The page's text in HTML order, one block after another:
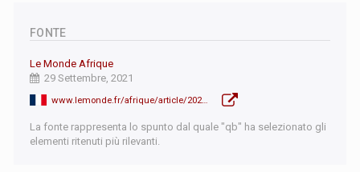
FONTE
Le Monde Afrique
29 Settembre, 2021
La fonte rappresenta lo spunto dal quale "qb" ha selezionato gli
elementi ritenuti più rilevanti.